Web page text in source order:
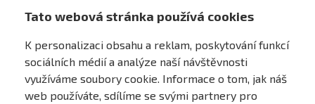
Tato webová stránka používá cookies
K personalizaci obsahu a reklam, poskytování funkcí
sociálních médií a analýze naší návštěvnosti
využíváme soubory cookie. Informace o tom, jak náš
web používáte, sdílíme se svými partnery pro
PRO ZÁKAZNÍKY
MŮJ ÚČET
ONLINE PLATEBNÍ BRÁNA